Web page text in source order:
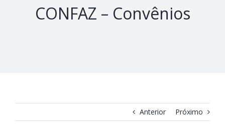
CONFAZ – Convênios
Anterior Próximo